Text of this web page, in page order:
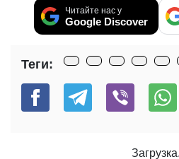
Читайте нас у
Google Discover
Теги: